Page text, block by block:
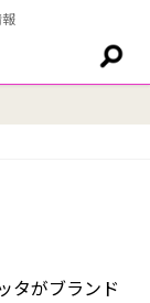
タがブランド